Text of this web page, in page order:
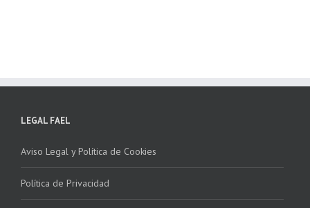
LEGAL FAEL
Aviso Legal y Política de Cookies
Política de Privacidad